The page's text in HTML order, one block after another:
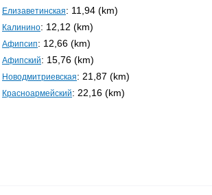
Елизаветинская: 11,94 (km)
Калинино: 12,12 (km)
Афипсип: 12,66 (km)
Афипский: 15,76 (km)
Новодмитриевская: 21,87 (km)
Красноармейский: 22,16 (km)